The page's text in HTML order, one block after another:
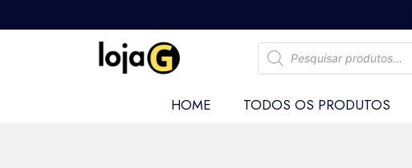
HOME TODOS OS PRODUTOS